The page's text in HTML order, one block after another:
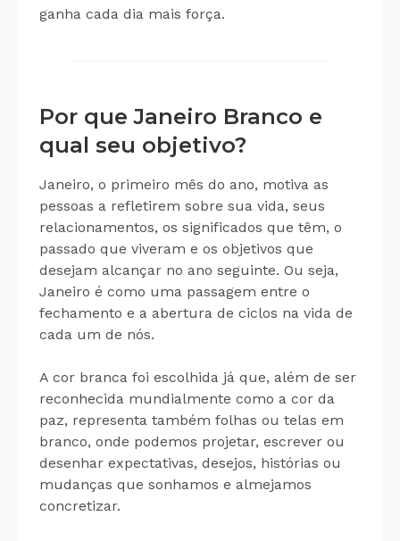
ganha cada dia mais força.
Por que Janeiro Branco e
qual seu objetivo?
Janeiro, o primeiro mês do ano, motiva as
pessoas a refletirem sobre sua vida, seus
relacionamentos, os significados que têm, o
passado que viveram e os objetivos que
desejam alcançar no ano seguinte. Ou seja,
Janeiro é como uma passagem entre o
fechamento e a abertura de ciclos na vida de
cada um de nós.
A cor branca foi escolhida já que, além de ser
reconhecida mundialmente como a cor da
paz, representa também folhas ou telas em
branco, onde podemos projetar, escrever ou
desenhar expectativas, desejos, histórias ou
mudanças que sonhamos e almejamos
concretizar.